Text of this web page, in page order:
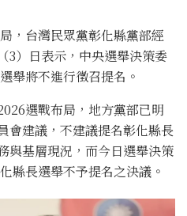
，台灣民眾黨彰化縣黨部經
3）日表示，中央選舉決策委
舉將不進行徵召提名。
選戰布局，地方黨部已明
會建議，不建議提名彰化縣長
與基層現況，而今日選舉決策
縣長選舉不予提名之決議。